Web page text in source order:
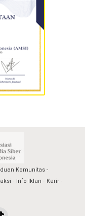
Komunitas
Info Iklan
Karir